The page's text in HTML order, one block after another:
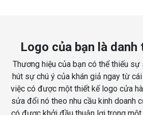
Logo của bạn là danh
Thương hiệu của bạn có thể thiếu
hút sự chú ý của khán giả ngay từ
việc có được một thiết kế logo cửa
sửa đổi nó theo nhu cầu kinh doanh